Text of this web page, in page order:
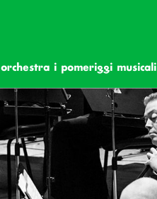
orchestra i pomeriggi musicali